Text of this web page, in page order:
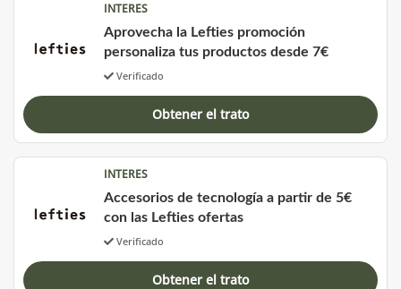
INTERES
Aprovecha la Lefties promoción
personaliza tus productos desde 7€
Verificado
Obtener el trato
INTERES
Accesorios de tecnología a partir de 5€
con las Lefties ofertas
Verificado
Obtener el trato